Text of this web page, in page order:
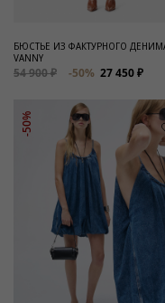
БЮСТЬЕ ИЗ ФАКТУРНОГО
VANNY
54 900 ₽ -50% 27 450 ₽
-50%